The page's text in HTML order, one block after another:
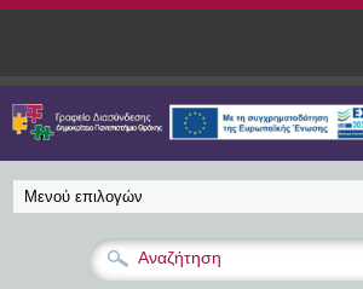
Παράκαμψη προς το κυρίως περιεχόμενο